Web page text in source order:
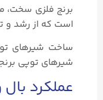
برنج فلزی سخت،
است که از رشد و
ساخت شیرهای
شیرهای توپی
عملکرد بال